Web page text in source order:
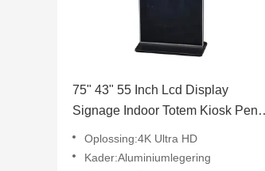
75" 43" 55 Inch Lcd Display
Signage Indoor Totem Kiosk Pen /
Oplossing:4K Ultra HD
Kader:Aluminiumlegering